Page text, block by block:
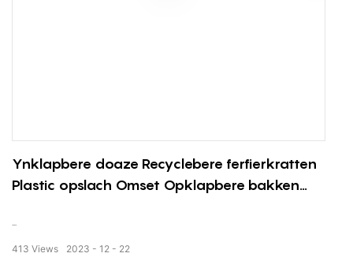
Ynklapbere doaze Recyclebere ferfierkratten
Plastic opslach Omset Opklapbere bakken
2023 12 22
413 Views